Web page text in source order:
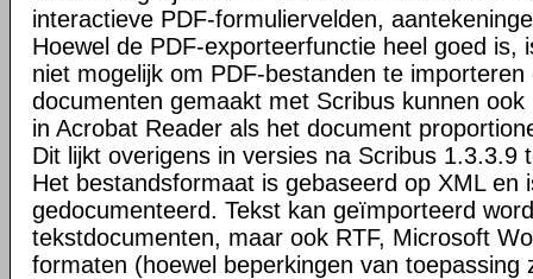
interactieve PDF-formuliervelden,
Hoewel de PDF-exporteerfunctie heel goed is,
niet mogelijk om PDF-bestanden te
documenten gemaakt met Scribus kunnen
in Acrobat Reader als het document
Dit lijkt overigens in versies na Scribus 1.3.3.9
Het bestandsformaat is gebaseerd op XML en
gedocumenteerd. Tekst kan geïmporteerd
tekstdocumenten, maar ook RTF, Microsoft
formaten (hoewel beperkingen van toepassing